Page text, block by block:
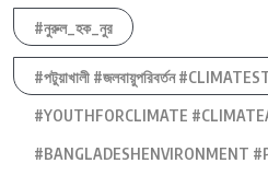
#নুরুল_হক_নুর
#পটুয়াখালী #জলবায়ুপরিবর্তন
#YOUTHFORCLIMATE
#BANGLADESHENVIRONMENT